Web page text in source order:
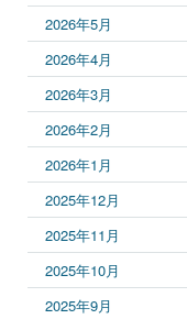
2026年5月
2026年4月
2026年3月
2026年2月
2026年1月
2025年12月
2025年11月
2025年10月
2025年9月